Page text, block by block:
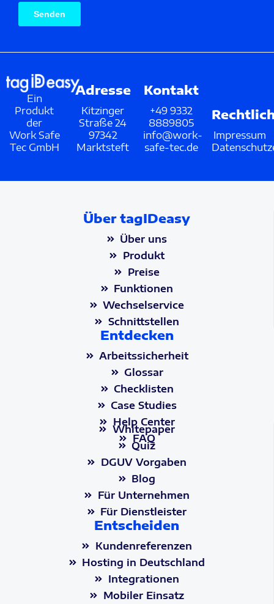
Ein
Produkt
der
Work Safe
Tec GmbH
Adresse
Kitzinger
Straße 24
97342
Marktsteft
Kontakt
+49 9332
8889805
info@work-
safe-tec.de
Impressum
Über tagIDeasy
Über uns
Produkt
Preise
Funktionen
Wechselservice
Schnittstellen
Entdecken
Arbeitssicherheit
Glossar
Checklisten
Case Studies
Help Center
FAQ
Whitepaper
Quiz
DGUV Vorgaben
Blog
Für Unternehmen
Für Dienstleister
Entscheiden
Kundenreferenzen
Hosting in Deutschland
Integrationen
Mobiler Einsatz